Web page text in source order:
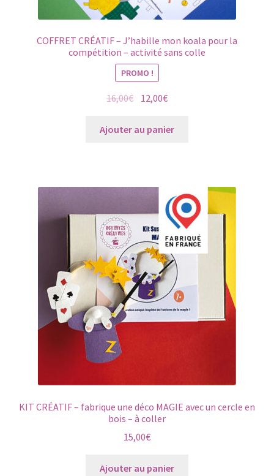
COFFRET CRÉATIF – J’habille mon koala pour la
compétition – activité sans colle
PROMO !
16,00€ Le
initial
12,00€Le
actuel
Ajouter au panier
KIT CRÉATIF – fabrique une déco MAGIE avec un cercle en
bois – à coller
15,00€
Ajouter au panier